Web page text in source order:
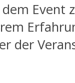
Event
der